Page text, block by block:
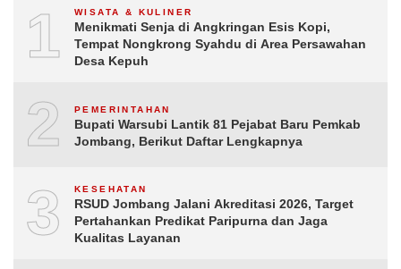
1 WISATA & KULINER
Menikmati Senja di Angkringan Esis Kopi,
Tempat Nongkrong Syahdu di Area Persawahan
Desa Kepuh
2 PEMERINTAHAN
Bupati Warsubi Lantik 81 Pejabat Baru Pemkab
Jombang, Berikut Daftar Lengkapnya
3 KESEHATAN
RSUD Jombang Jalani Akreditasi 2026, Target
Pertahankan Predikat Paripurna dan Jaga
Kualitas Layanan